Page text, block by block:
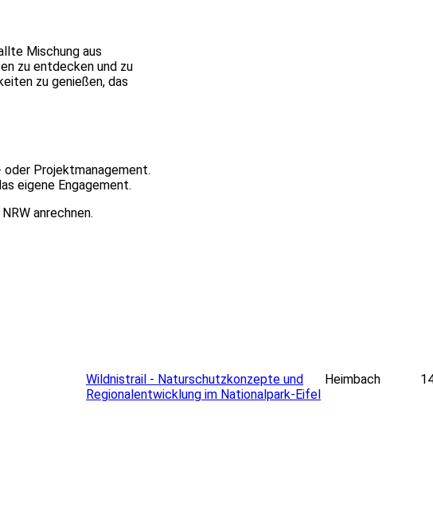
Mischung aus
zu entdecken und zu
zu genießen, das
oder Projektmanagement.
eigene Engagement.
anrechnen.
+
Wildnistrail - Naturschutzkonzepte und
Regionalentwicklung im Nationalpark-Eifel
Heimbach